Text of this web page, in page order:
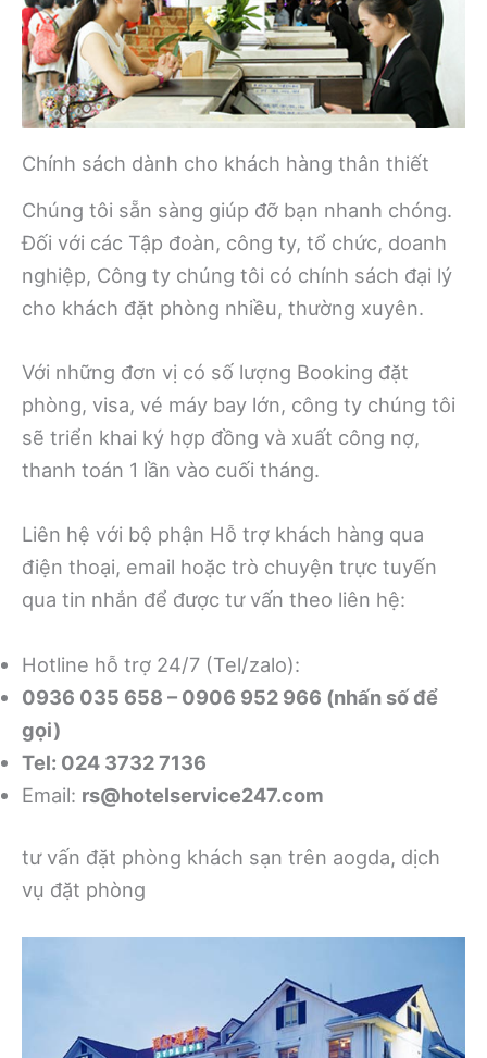
Chính sách dành cho khách hàng thân thiết
Chúng tôi sẵn sàng giúp đỡ bạn nhanh chóng.
Đối với các Tập đoàn, công ty, tổ chức, doanh
nghiệp, Công ty chúng tôi có chính sách đại lý
cho khách đặt phòng nhiều, thường xuyên.
Với những đơn vị có số lượng Booking đặt
phòng, visa, vé máy bay lớn, công ty chúng tôi
sẽ triển khai ký hợp đồng và xuất công nợ,
thanh toán 1 lần vào cuối tháng.
Liên hệ với bộ phận Hỗ trợ khách hàng qua
điện thoại, email hoặc trò chuyện trực tuyến
qua tin nhắn để được tư vấn theo liên hệ:
Hotline hỗ trợ 24/7 (Tel/zalo):
0936 035 658 – 0906 952 966 (nhấn số để
gọi)
Tel: 024 3732 7136
Email: rs@hotelservice247.com
tư vấn đặt phòng khách sạn trên aogda, dịch
vụ đặt phòng